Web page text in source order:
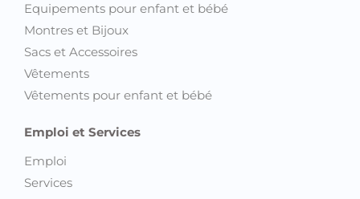
Equipements pour enfant et bébé
Montres et Bijoux
Sacs et Accessoires
Vêtements
Vêtements pour enfant et bébé
Emploi et Services
Emploi
Services